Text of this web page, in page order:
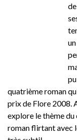
quatrième roman
prix de Flore 2008.
explore le thème du
roman flirtant avec